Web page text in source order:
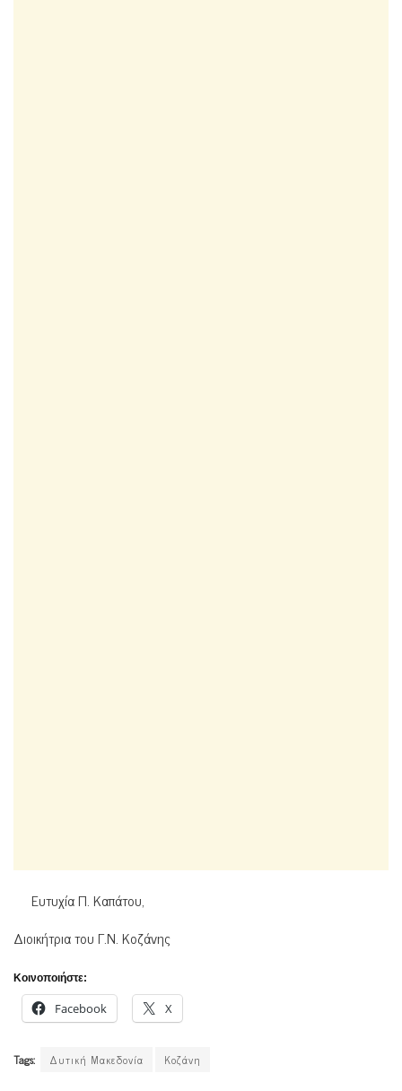
Ευτυχία Π. Καπάτου,
Διοικήτρια του Γ.Ν. Κοζάνης
Κοινοποιήστε:
Facebook X
Tags: Δυτική Μακεδονία Κοζάνη